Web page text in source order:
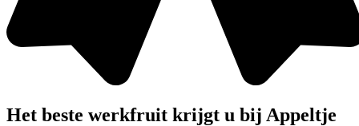
Het beste werkfruit krijgt u bij Appeltje